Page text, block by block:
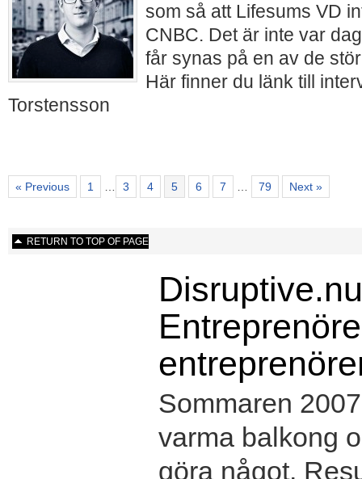
som så att Lifesums VD
CNBC. Det är inte var
får synas på en av de
Här finner du länk till
Torstensson
« Previous 1 3 4 5 6 7 79 Next »
RETURN TO TOP OF PAGE
Sommaren
varma balkong
göra något.